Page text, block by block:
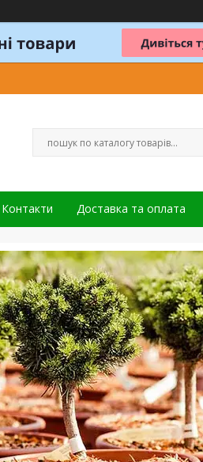
Контакти Доставка та оплата